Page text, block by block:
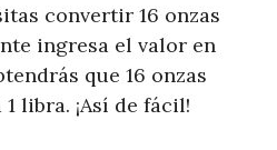
convertir 16 onzas
ingresa el valor en
que 16 onzas
libra. ¡Así de fácil!